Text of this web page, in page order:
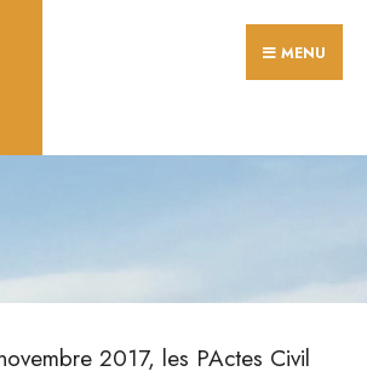
MENU
2017, les PActes Civil